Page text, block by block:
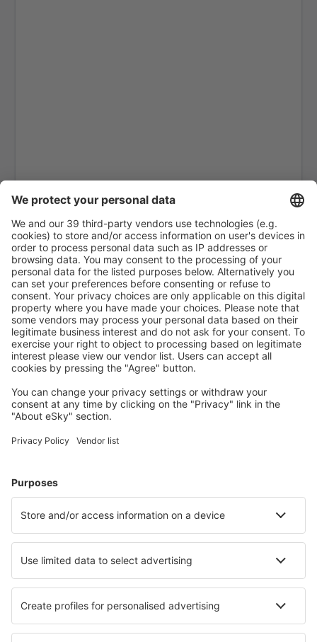
Jerez de la Frontera La Parra (XRY)
Santiago de Compostela Lavacolla (SCQ)
Leon Airport (LEN)
Lleida-Alguaire Airport (ILD)
Madri Barajas (MAD)
Valência Manises (VLC)
Salamanca Matacán (SLM)
Melilla Airport (MLN)
Menorca Mahon (MAH)
Pamplona Airport (PNA)
Santander Paray (SDR)
Vigo Airport (VGO)
Barcelona